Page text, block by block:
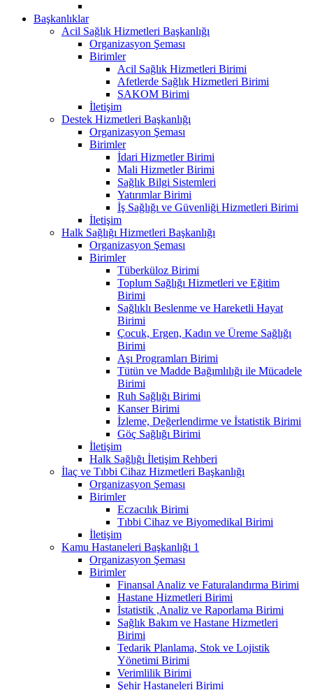
Başkanlıklar
Acil Sağlık Hizmetleri Başkanlığı
Organizasyon Şeması
Birimler
Acil Sağlık Hizmetleri Birimi
Afetlerde Sağlık Hizmetleri Birimi
SAKOM Birimi
İletişim
Destek Hizmetleri Başkanlığı
Organizasyon Şeması
Birimler
İdari Hizmetler Birimi
Mali Hizmetler Birimi
Sağlık Bilgi Sistemleri
Yatırımlar Birimi
İş Sağlığı ve Güvenliği Hizmetleri Birimi
İletişim
Halk Sağlığı Hizmetleri Başkanlığı
Organizasyon Şeması
Birimler
Tüberküloz Birimi
Toplum Sağlığı Hizmetleri ve Eğitim
Birimi
Sağlıklı Beslenme ve Hareketli Hayat
Birimi
Çocuk, Ergen, Kadın ve Üreme Sağlığı
Birimi
Aşı Programları Birimi
Tütün ve Madde Bağımlılığı ile Mücadele
Birimi
Ruh Sağlığı Birimi
Kanser Birimi
İzleme, Değerlendirme ve İstatistik Birimi
Göç Sağlığı Birimi
İletişim
Halk Sağlığı İletişim Rehberi
İlaç ve Tıbbi Cihaz Hizmetleri Başkanlığı
Organizasyon Şeması
Birimler
Eczacılık Birimi
Tıbbi Cihaz ve Biyomedikal Birimi
İletişim
Kamu Hastaneleri Başkanlığı 1
Organizasyon Şeması
Birimler
Finansal Analiz ve Faturalandırma Birimi
Hastane Hizmetleri Birimi
İstatistik ,Analiz ve Raporlama Birimi
Sağlık Bakım ve Hastane Hizmetleri
Birimi
Tedarik Planlama, Stok ve Lojistik
Yönetimi Birimi
Verimlilik Birimi
Şehir Hastaneleri Birimi